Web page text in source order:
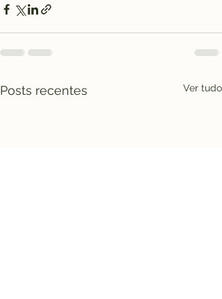
Posts recentes Ver tudo